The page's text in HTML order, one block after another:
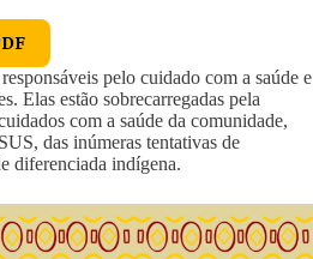
pelo cuidado com a saúde e
Elas estão sobrecarregadas pela
com a saúde da comunidade,
das inúmeras tentativas de
diferenciada indígena.